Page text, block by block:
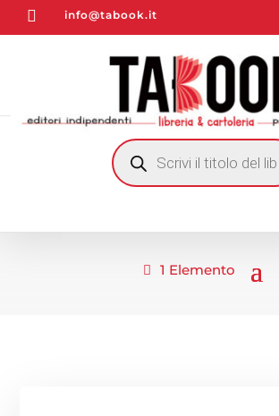
 info@tabook.it
RICERCA
PRODOTTI
1 Elemento